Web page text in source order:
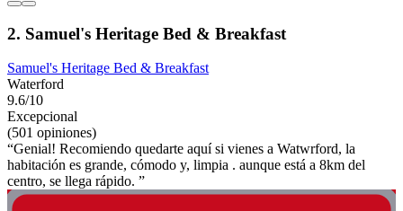
2. Samuel's Heritage Bed & Breakfast
Samuel's Heritage Bed & Breakfast
Waterford
9.6/10
Excepcional
(501 opiniones)
“Genial! Recomiendo quedarte aquí si vienes a Watwrford, la
habitación es grande, cómodo y, limpia . aunque está a 8km del
centro, se llega rápido. ”